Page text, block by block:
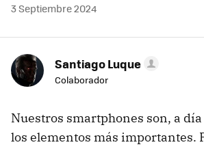
3 Septiembre 2024
Santiago Luque
Colaborador
Nuestros smartphones son, a día
los elementos más importantes.